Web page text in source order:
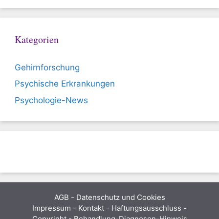
Kategorien
Gehirnforschung
Psychische Erkrankungen
Psychologie-News
AGB - Datenschutz und Cookies
Impressum - Kontakt - Haftungsausschluss -